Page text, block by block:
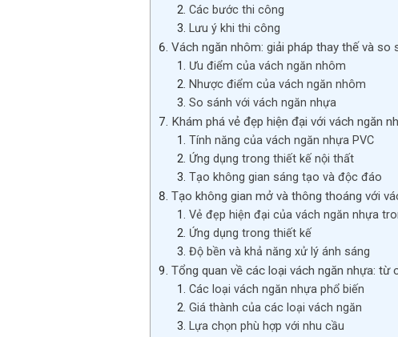
Các bước thi công
Lưu ý khi thi công
Vách ngăn nhôm: giải pháp thay thế và so
Ưu điểm của vách ngăn nhôm
Nhược điểm của vách ngăn nhôm
So sánh với vách ngăn nhựa
Khám phá vẻ đẹp hiện đại với vách ngăn
Tính năng của vách ngăn nhựa PVC
Ứng dụng trong thiết kế nội thất
Tạo không gian sáng tạo và độc đáo
Tạo không gian mở và thông thoáng với
Vẻ đẹp hiện đại của vách ngăn nhựa
Ứng dụng trong thiết kế
Độ bền và khả năng xử lý ánh sáng
Tổng quan về các loại vách ngăn nhựa: từ
Các loại vách ngăn nhựa phổ biến
Giá thành của các loại vách ngăn
Lựa chọn phù hợp với nhu cầu